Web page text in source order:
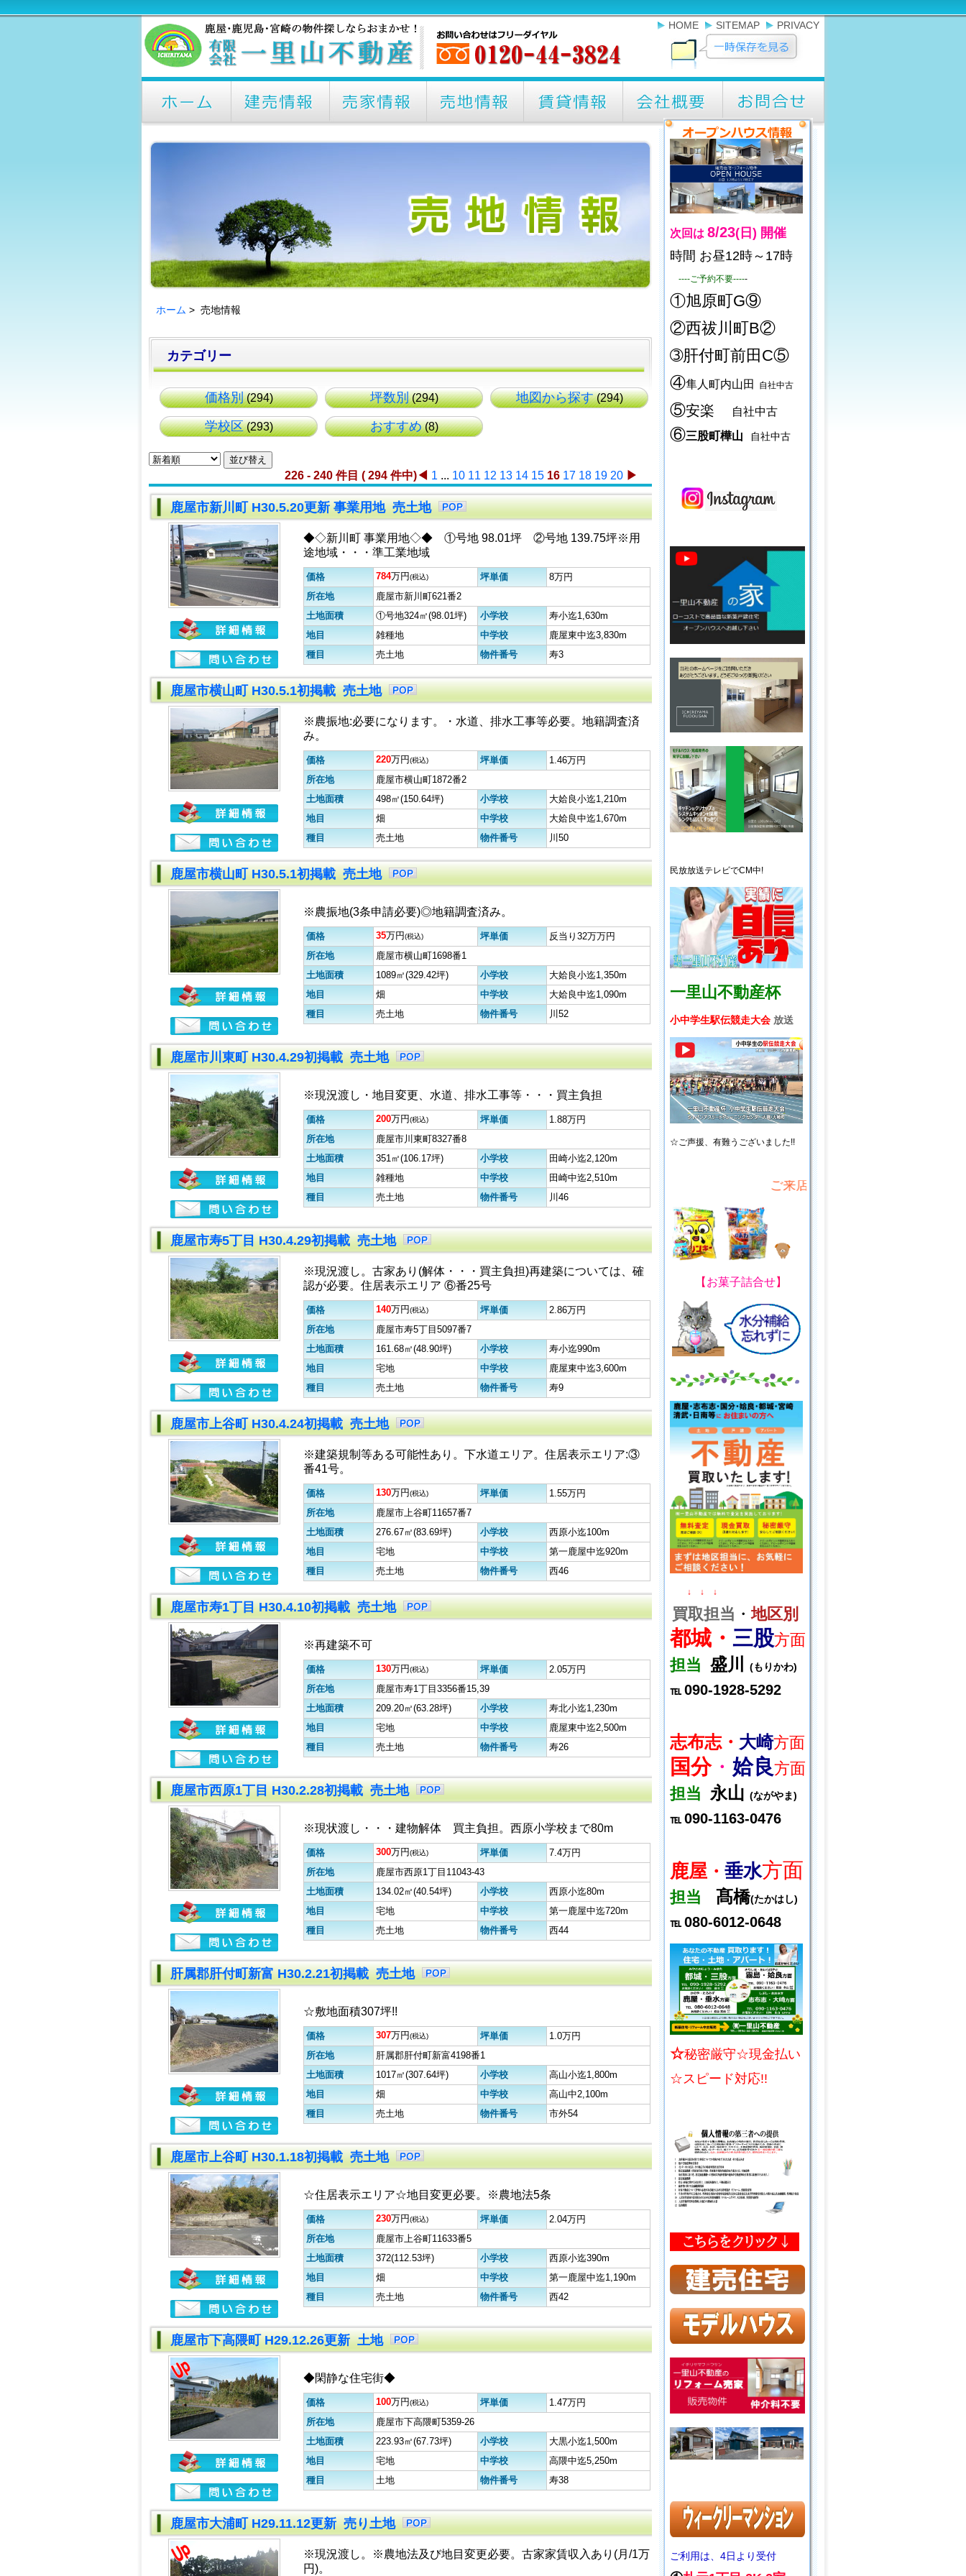
HOME SITEMAP PRIVACY
ホーム > 売地情報
カテゴリー
価格別(294) 坪数別(294) 地図から探す(294)
学校区(293) おすすめ(8)
226 - 240 件目 ( 294 件中)◀ 1 ... 10 11 12 13 14 15 16 17 18 19 20 ▶
鹿屋市新川町 H30.5.20更新 事業用地 売土地
◆◇新川町 事業用地◇◆ ①号地 98.01坪 ②号地 139.75坪※用
途地域・・・準工業地域
価格 784万円(税込) 坪単価
8万円
所在地
鹿屋市新川町621番2
土地面積
①号地324㎡(98.01坪) 小学校
寿小迄1,630m
地目
雑種地 中学校
鹿屋東中迄3,830m
種目
売土地 物件番号 寿3
鹿屋市横山町 H30.5.1初掲載 売土地
※農振地:必要になります。・水道、排水工事等必要。地籍調査済
み。
価格 220万円(税込) 坪単価
1.46万円
所在地
鹿屋市横山町1872番2
土地面積
498㎡(150.64坪) 小学校
大姶良小迄1,210m
地目
畑 中学校
大姶良中迄1,670m
種目
売土地 物件番号 川50
鹿屋市横山町 H30.5.1初掲載 売土地
※農振地(3条申請必要)◎地籍調査済み。
価格 35万円(税込) 坪単価
反当り32万万円
所在地
鹿屋市横山町1698番1
土地面積
1089㎡(329.42坪) 小学校
大姶良小迄1,350m
地目
畑 中学校
大姶良中迄1,090m
種目
売土地 物件番号 川52
鹿屋市川東町 H30.4.29初掲載 売土地
※現況渡し・地目変更、水道、排水工事等・・・買主負担
価格 200万円(税込) 坪単価
1.88万円
所在地
鹿屋市川東町8327番8
土地面積
351㎡(106.17坪) 小学校
田崎小迄2,120m
地目
雑種地 中学校
田崎中迄2,510m
種目
売土地 物件番号 川46
鹿屋市寿5丁目 H30.4.29初掲載 売土地
※現況渡し。古家あり(解体・・・買主負担)再建築については、確
認が必要。住居表示エリア ⑥番25号
価格 140万円(税込) 坪単価
2.86万円
所在地
鹿屋市寿5丁目5097番7
土地面積
161.68㎡(48.90坪) 小学校
寿小迄990m
地目
宅地 中学校
鹿屋東中迄3,600m
種目
売土地 物件番号 寿9
鹿屋市上谷町 H30.4.24初掲載 売土地
※建築規制等ある可能性あり。下水道エリア。住居表示エリア:③
番41号。
価格 130万円(税込) 坪単価
1.55万円
所在地
鹿屋市上谷町11657番7
土地面積
276.67㎡(83.69坪) 小学校
西原小迄100m
地目
宅地 中学校
第一鹿屋中迄920m
種目
売土地 物件番号 西46
鹿屋市寿1丁目 H30.4.10初掲載 売土地
※再建築不可
価格 130万円(税込) 坪単価
2.05万円
所在地
鹿屋市寿1丁目3356番15,39
土地面積
209.20㎡(63.28坪) 小学校
寿北小迄1,230m
地目
宅地 中学校
鹿屋東中迄2,500m
種目
売土地 物件番号 寿26
鹿屋市西原1丁目 H30.2.28初掲載 売土地
※現状渡し・・・建物解体 買主負担。西原小学校まで80m
価格 300万円(税込) 坪単価
7.4万円
所在地
鹿屋市西原1丁目11043-43
土地面積
134.02㎡(40.54坪) 小学校
西原小迄80m
地目
宅地 中学校
第一鹿屋中迄720m
種目
売土地 物件番号 西44
肝属郡肝付町新富 H30.2.21初掲載 売土地
☆敷地面積307坪!!
価格 307万円(税込) 坪単価
1.0万円
所在地
肝属郡肝付町新富4198番1
土地面積
1017㎡(307.64坪) 小学校
高山小迄1,800m
地目
畑 中学校
高山中2,100m
種目
売土地 物件番号 市外54
鹿屋市上谷町 H30.1.18初掲載 売土地
☆住居表示エリア☆地目変更必要。※農地法5条
価格 230万円(税込) 坪単価
2.04万円
所在地
鹿屋市上谷町11633番5
土地面積
372(112.53坪) 小学校
西原小迄390m
地目
畑 中学校
第一鹿屋中迄1,190m
種目
売土地 物件番号 西42
鹿屋市下高隈町 H29.12.26更新 土地
◆閑静な住宅街◆
価格 100万円(税込) 坪単価
1.47万円
所在地
鹿屋市下高隈町5359-26
土地面積
223.93㎡(67.73坪) 小学校
大黒小迄1,500m
地目
宅地 中学校
高隈中迄5,250m
種目
土地 物件番号 寿38
鹿屋市大浦町 H29.11.12更新 売り土地
※現況渡し。※農地法及び地目変更必要。古家家賃収入あり(月/1万
円)。
次回は 8/23(日) 開催
時間 お昼12時～17時
----ご予約不要-----
①旭原町G⑨
②西祓川町B②
➂肝付町前田C⑤
④隼人町内山田 自社中古
⑤安楽 自社中古
⑥三股町樺山 自社中古
民放放送テレビでCM中!
一里山不動産杯
小中学生駅伝競走大会 放送
☆ご声援、 有難うございました!!
ご来店・ご来場プレゼント!
【 お菓子詰合せ】
↓ ↓ ↓
買取担当 ・地区別
都城・ 三股方面
担当 盛川 (もりかわ)
℡ 090-1928-5292
志布志・ 大崎方面
国分・ 姶良方面
担当 永山 (ながやま)
℡ 090-1163-0476
鹿屋 ・ 垂水方面
担当 髙橋(たかはし)
℡ 080-6012-0648
☆秘密厳守☆現金払い
☆スピード対応!!
ご利用は、4日より受付